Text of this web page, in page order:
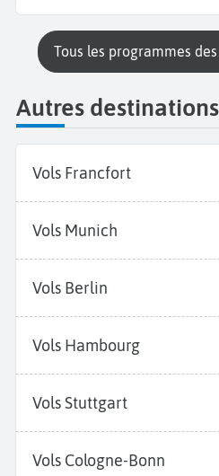
Tous les programmes
Autres
Vols Francfort
Vols Munich
Vols Berlin
Vols Hambourg
Vols Stuttgart
Vols Cologne-Bonn